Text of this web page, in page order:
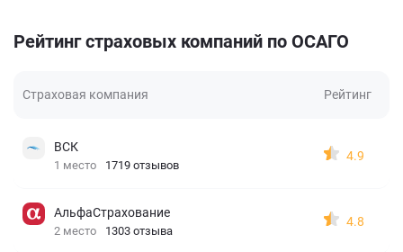
Рейтинг страховых компаний по ОСАГО
Страховая компания Рейтинг
ВСК
1 место 1719 отзывов
4.9
АльфаСтрахование
2 место 1303 отзыва
4.8